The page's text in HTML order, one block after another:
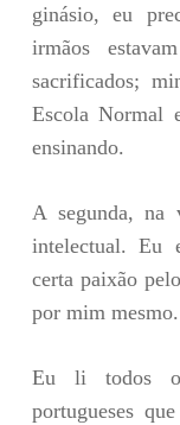
ginásio, eu
irmãos
sacrificados;
Escola Normal
ensinando.
A segunda, na
intelectual. Eu
certa paixão
por mim mesmo.
Eu li todos
portugueses